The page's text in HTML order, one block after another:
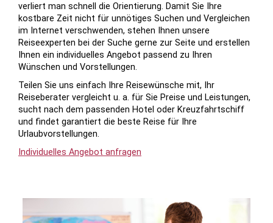
verliert man schnell die Orientierung. Damit Sie Ihre
kostbare Zeit nicht für unnötiges Suchen und Vergleichen
im Internet verschwenden, stehen Ihnen unsere
Reiseexperten bei der Suche gerne zur Seite und erstellen
Ihnen ein individuelles Angebot passend zu Ihren
Wünschen und Vorstellungen.
Teilen Sie uns einfach Ihre Reisewünsche mit, Ihr
Reiseberater vergleicht u. a. für Sie Preise und Leistungen,
sucht nach dem passenden Hotel oder Kreuzfahrtschiff
und findet garantiert die beste Reise für Ihre
Urlaubvorstellungen.
Individuelles Angebot anfragen